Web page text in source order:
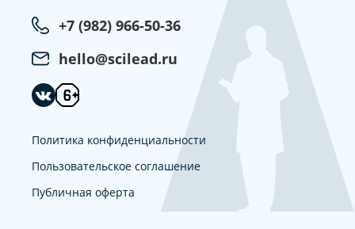
+7 (982) 966-50-36
hello@scilead.ru
Политика конфиденциальности
Пользовательское соглашение
Публичная оферта